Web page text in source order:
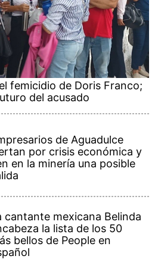
femicidio de Doris Franco;
del acusado
de Aguadulce
por crisis económica y
en la minería una posible
cantante mexicana Belinda
la lista de los 50
bellos de People en